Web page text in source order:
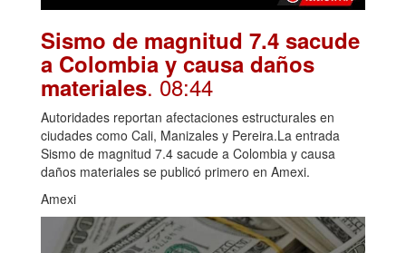
Sismo de magnitud 7.4 sacude
a Colombia y causa daños
materiales. 08:44
Autoridades reportan afectaciones estructurales en
ciudades como Cali, Manizales y Pereira.La entrada
Sismo de magnitud 7.4 sacude a Colombia y causa
daños materiales se publicó primero en Amexi.
Amexi